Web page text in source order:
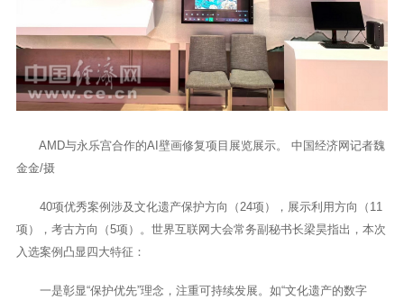
AMD与永乐宫合作的AI壁画修复项目展览展示。 中国经济网记者魏
金金/摄
40项优秀案例涉及文化遗产保护方向（24项），展示利用方向（11
项），考古方向（5项）。世界互联网大会常务副秘书长梁昊指出，本次
入选案例凸显四大特征：
一是彰显“保护优先”理念，注重可持续发展。如“文化遗产的数字